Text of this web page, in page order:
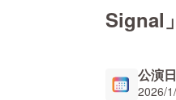
Signal
公演
2026/